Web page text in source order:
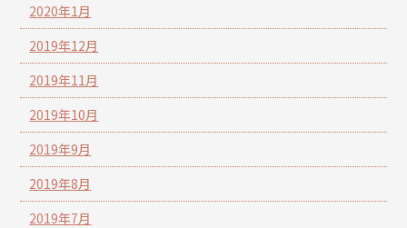
2020年1月
2019年12月
2019年11月
2019年10月
2019年9月
2019年8月
2019年7月